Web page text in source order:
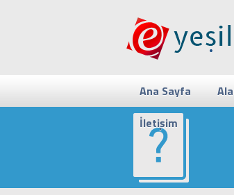
Ana Sayfa
İletişim